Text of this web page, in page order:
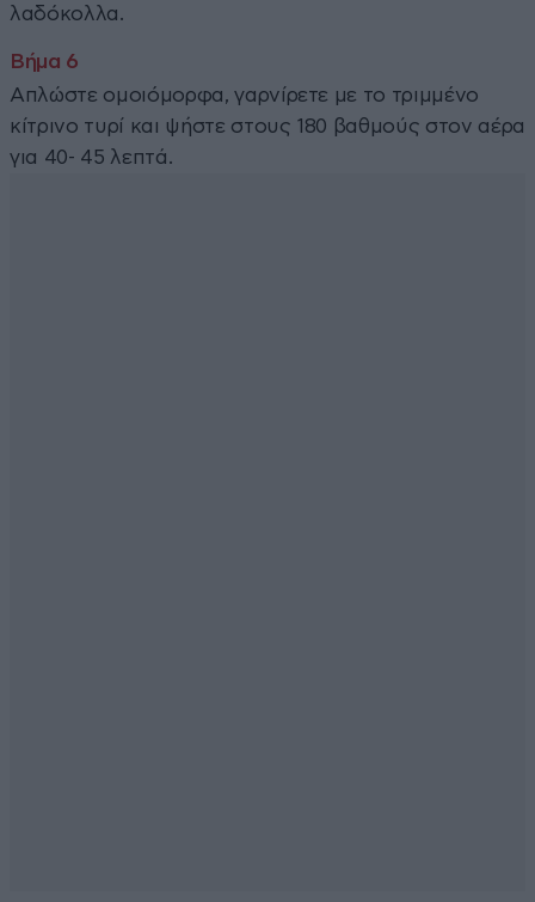
λαδόκολλα.
Απλώστε ομοιόμορφα, γαρνίρετε με το τριμμένο
κίτρινο τυρί και ψήστε στους 180 βαθμούς στον αέρα
για 40- 45 λεπτά.